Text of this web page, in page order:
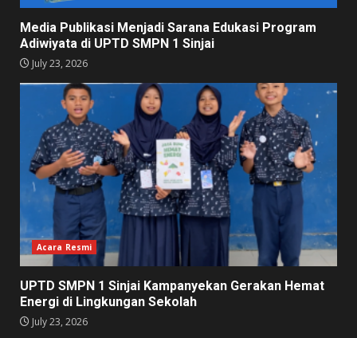
Media Publikasi Menjadi Sarana Edukasi Program
Adiwiyata di UPTD SMPN 1 Sinjai
July 23, 2026
Acara Resmi
UPTD SMPN 1 Sinjai Kampanyekan Gerakan Hemat
Energi di Lingkungan Sekolah
July 23, 2026